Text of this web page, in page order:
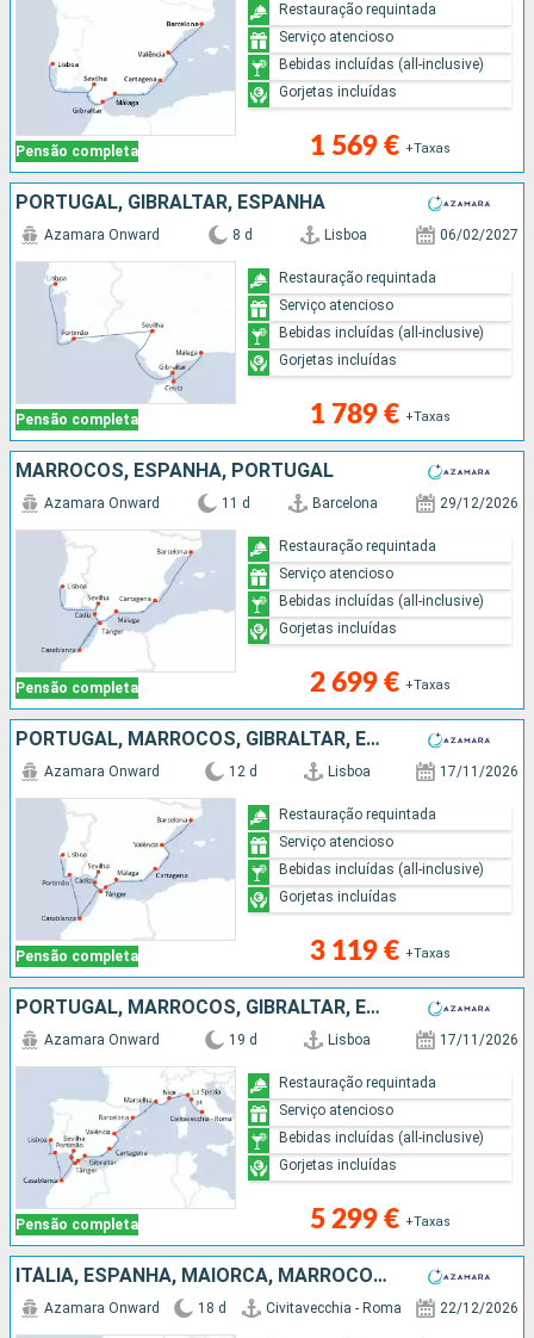
Pensão completa 1 569 € +Taxas
Restauração requintada
Serviço atencioso
Bebidas incluídas (all-inclusive)
Gorjetas incluídas
PORTUGAL, GIBRALTAR, ESPANHA
Pensão completa
Azamara Onward 8 d Lisboa 06/02/2027
1 789 € +Taxas
Restauração requintada
Serviço atencioso
Bebidas incluídas (all-inclusive)
Gorjetas incluídas
MARROCOS, ESPANHA, PORTUGAL
Pensão completa
Azamara Onward 11 d Barcelona 29/12/2026
2 699 € +Taxas
Restauração requintada
Serviço atencioso
Bebidas incluídas (all-inclusive)
Gorjetas incluídas
PORTUGAL, MARROCOS, GIBRALTAR, ESPANHA
Pensão completa
Azamara Onward 12 d Lisboa 17/11/2026
3 119 € +Taxas
Restauração requintada
Serviço atencioso
Bebidas incluídas (all-inclusive)
Gorjetas incluídas
PORTUGAL, MARROCOS, GIBRALTAR, ESPANHA, FRANÇA, ITÁLIA
Pensão completa
Azamara Onward 19 d Lisboa 17/11/2026
5 299 € +Taxas
Restauração requintada
Serviço atencioso
Bebidas incluídas (all-inclusive)
Gorjetas incluídas
ITÁLIA, ESPANHA, MAIORCA, MARROCOS, PORTUGAL
Azamara Onward 18 d Civitavecchia - Roma 22/12/2026